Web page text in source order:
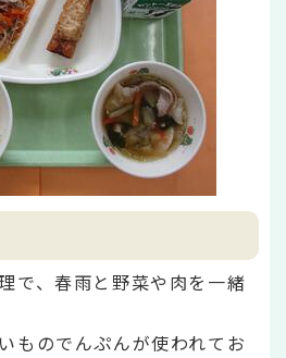
で、春雨と野菜や肉を一緒
ものでんぷんが使われてお